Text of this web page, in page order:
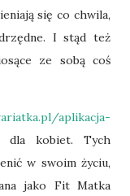
się co chwila,
I stąd też
ze sobą coś
aplikacja-
dla kobiet. Tych
w swoim życiu,
jako Fit Matka